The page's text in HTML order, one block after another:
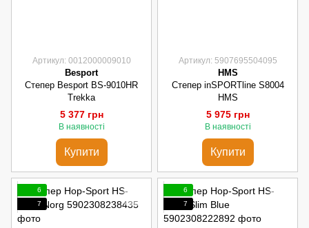
Артикул: 0012000009010
Besport
Степер Besport BS-9010HR
Trekka
5 377 грн
В наявності
Купити
Артикул: 5907695504095
HMS
Степер inSPORTline S8004
HMS
5 975 грн
В наявності
Купити
6
7
6
7